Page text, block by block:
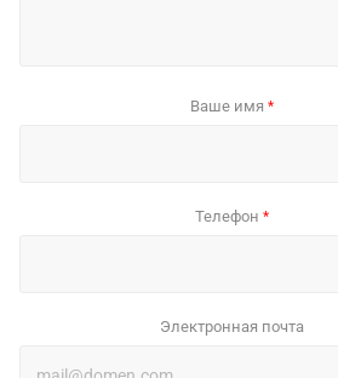
Ваше имя *
Телефон *
Электронная почта